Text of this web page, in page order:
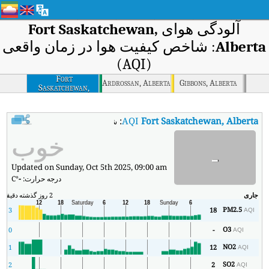
آلودگی هوای Fort Saskatchewan,
Alberta: شاخص کیفیت هوا در زمان واقعی
(AQI)
Fort
Saskatchewan,
Alberta
Ardrossan, Alberta Gibbons, Alberta
AQIFort Saskatchewan, Alberta
: شاخص کیفیت هوای بی‌درنگ Fort Saskatchewan, Alberta (AQI).
- خوب
Updated on Sunday, Oct 5th 2025, 09:00 am
درجه حرارت:-
°C
جاری 2 روز گذشته دقیقه
PM2.5AQI
18
3
O3AQI
0
NO2AQI
12
1
SO2AQI
2
2